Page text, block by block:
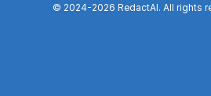
© 2024-2026 RedactAI. All rights